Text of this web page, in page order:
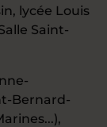
lycée Louis
Saint-
Bernard-